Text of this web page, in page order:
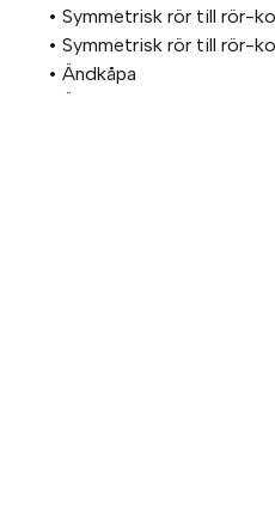
• Symmetrisk rör till rör-
• Symmetrisk rör till rör-
• Ändkåpa